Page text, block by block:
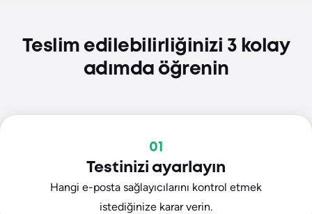
Teslim edilebilirliğinizi 3 kolay
adımda öğrenin
01
Testinizi ayarlayın
Hangi e-posta sağlayıcılarını kontrol etmek
istediğinize karar verin.